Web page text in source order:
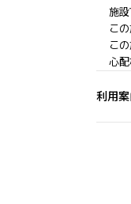
施
こ
こ
心
利用